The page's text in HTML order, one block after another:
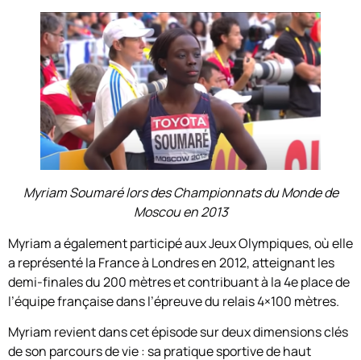
Myriam Soumaré lors des Championnats du Monde de
Moscou en 2013
Myriam a également participé aux Jeux Olympiques, où elle
a représenté la France à Londres en 2012, atteignant les
demi-finales du 200 mètres et contribuant à la 4e place de
l’équipe française dans l’épreuve du relais 4×100 mètres.
Myriam revient dans cet épisode sur deux dimensions clés
de son parcours de vie : sa pratique sportive de haut